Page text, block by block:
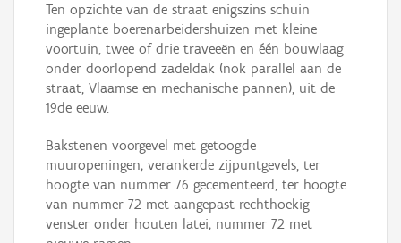
Ten opzichte van de straat enigszins schuin
ingeplante boerenarbeidershuizen met kleine
voortuin, twee of drie traveeën en één bouwlaag
onder doorlopend zadeldak (nok parallel aan de
straat, Vlaamse en mechanische pannen), uit de
19de eeuw.
Bakstenen voorgevel met getoogde
muuropeningen; verankerde zijpuntgevels, ter
hoogte van nummer 76 gecementeerd, ter hoogte
van nummer 72 met aangepast rechthoekig
venster onder houten latei; nummer 72 met